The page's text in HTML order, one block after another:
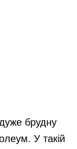
брудну
У такій